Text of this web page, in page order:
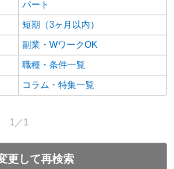
パート
短期（3ヶ月以内）
副業・WワークOK
職種・条件一覧
コラム・特集一覧
1／1
更して再検索